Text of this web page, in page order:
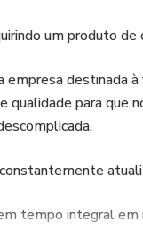
Se adapta a
Importante:
Este material no
Se trata de un
um produto de
destinada
para que
tempo integral em